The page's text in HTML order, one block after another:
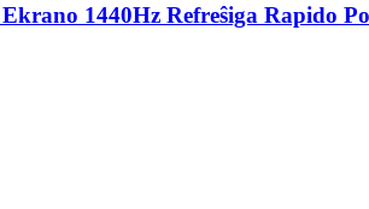
1440Hz Refreŝiga Rapido